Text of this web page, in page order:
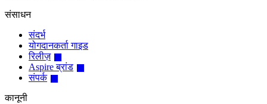
संसाधन
संदर्भ
योगदानकर्ता गाइड
रिलीज़
Aspire ब्रांड
संपर्क
कानूनी